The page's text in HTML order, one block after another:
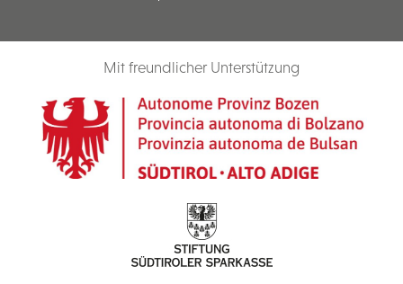
Mit freundlicher Unterstützung